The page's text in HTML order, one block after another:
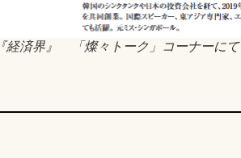
『経済界』 「燦々トーク」コーナーに